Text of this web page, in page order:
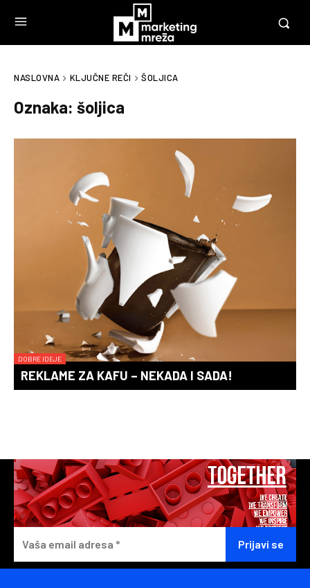
NASLOVNA KLJUČNE REČI ŠOLJICA
Oznaka: šoljica
DOBRE IDEJE
REKLAME ZA KAFU – NEKADA I SADA!